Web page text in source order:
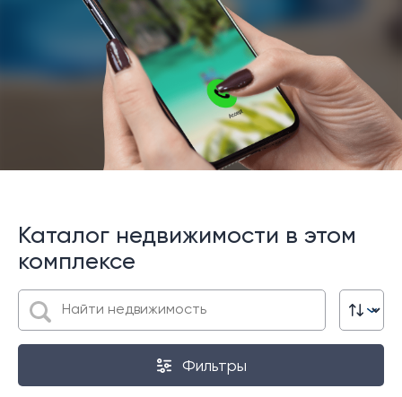
Каталог недвижимости в этом
комплексе
Фильтры